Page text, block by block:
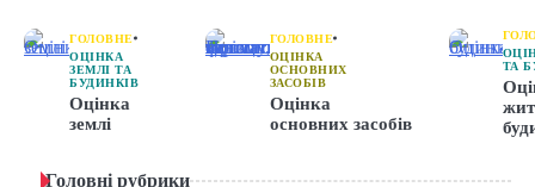
ГОЛОВНЕ
ОЦІНКА
ЗЕМЛІ ТА
БУДИНКІВ
Оцінка
землі
ГОЛОВНЕ
ОЦІНКА
ОСНОВНИХ
ЗАСОБІВ
Оцінка
основних засобів
ТА
Головні рубрики